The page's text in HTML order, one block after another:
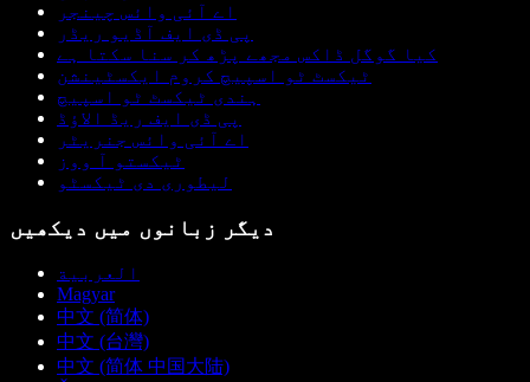
اے آئی وائس چینجر
پی ڈی ایف آڈیو ریڈر
کیا گوگل ڈاکس مجھے پڑھ کر سنا سکتا ہے
ٹیکسٹ ٹو اسپیچ کروم ایکسٹینشن
ہندی ٹیکسٹ ٹو اسپیچ
پی ڈی ایف ریڈ الاؤڈ
اے آئی وائس جنریٹر
ٹیکستو آ ووز
لیطوری دی ٹیکسٹو
دیگر زبانوں میں دیکھیں
العربية
Magyar
中文 (简体)
中文 (台灣)
中文 (简体 中国大陆)